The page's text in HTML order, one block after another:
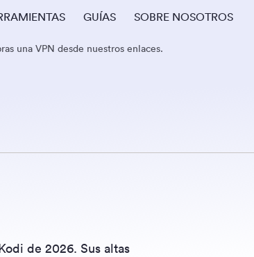
GUÍAS SOBRE NOSOTROS
una VPN desde nuestros enlaces.
de 2026. Sus altas